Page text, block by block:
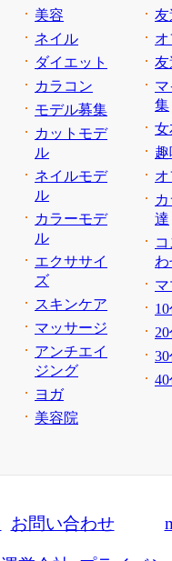
美容
ネイル
ダイエット
カラコン
モデル募集
カットモデ
ル
ネイルモデ
ル
カラーモデ
ル
エクササイ
ズ
スキンケア
マッサージ
アンチエイ
ジング
ヨガ
美容院
友
友
集
女
達
お問い合わせ